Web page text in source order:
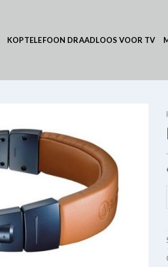
KOPTELEFOON DRAADLOOS VOOR TV